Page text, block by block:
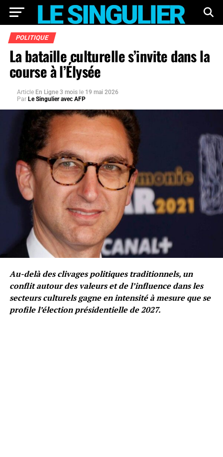
POLITIQUE
La bataille culturelle s’invite dans la
course à l’Élysée
Article En Ligne 3 mois le 19 mai 2026
Par Le Singulier avec AFP
Au-delà des clivages politiques traditionnels, un
conflit autour des valeurs et de l’influence dans les
secteurs culturels gagne en intensité à mesure que se
profile l’élection présidentielle de 2027.